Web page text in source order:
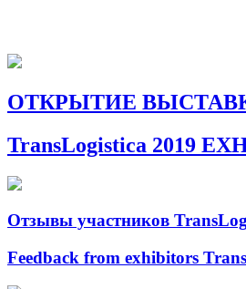
ОТКРЫТИЕ ВЫСТАВКИ
TransLogistica 2019
Отзывы участников
Feedback from exhibitors